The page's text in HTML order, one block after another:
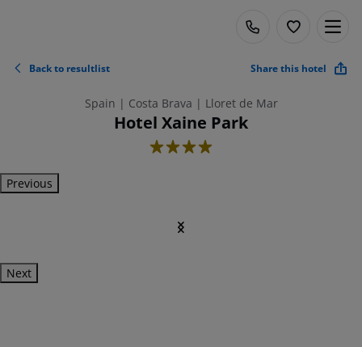
Back to resultlist Share this hotel
Spain | Costa Brava | Lloret de Mar
Hotel Xaine Park
4
Previous
Next